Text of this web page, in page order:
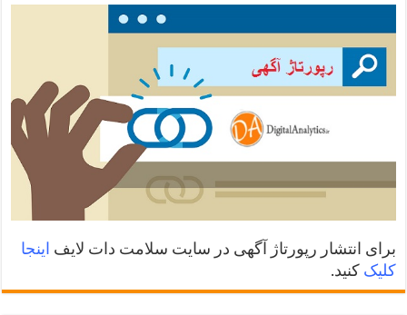
برای انتشار رپورتاژ آگهی در سایت سلامت دات لایف اینجا
کلیک کنید.